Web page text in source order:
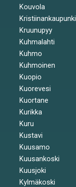
Kouvola
Kristiinankaupunki
Kruunupyy
Kuhmalahti
Kuhmo
Kuhmoinen
Kuopio
Kuorevesi
Kuortane
Kurikka
Kuru
Kustavi
Kuusamo
Kuusankoski
Kuusjoki
Kylmäkoski